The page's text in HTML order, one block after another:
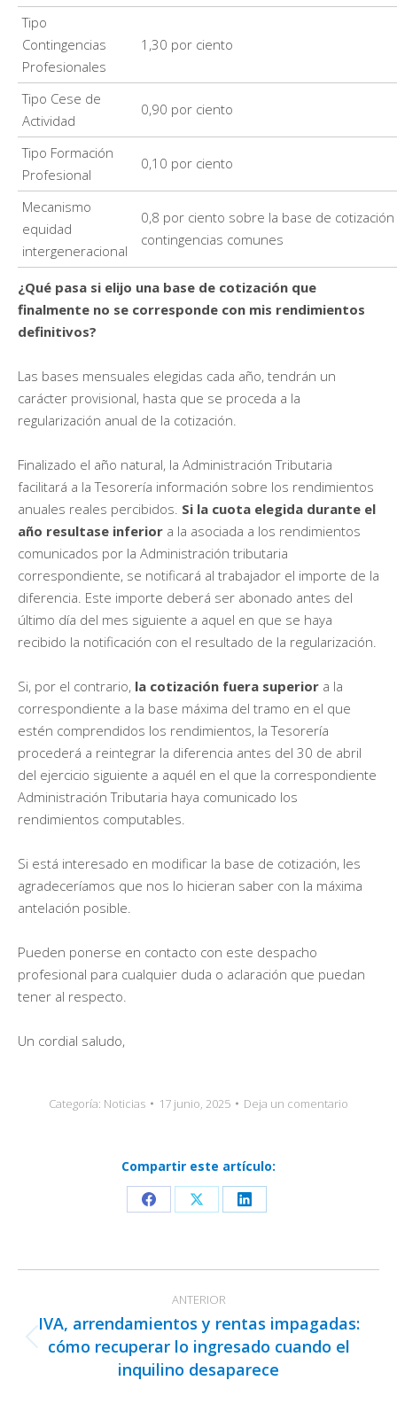
Tipo
Contingencias
Profesionales
1,30 por ciento
Tipo Cese de
Actividad
0,90 por ciento
Tipo Formación
Profesional
0,10 por ciento
Mecanismo
equidad
intergeneracional
0,8 por ciento sobre la base de
contingencias comunes
¿Qué pasa si elijo una base de cotización que
finalmente no se corresponde con mis rendimientos
definitivos?
Las bases mensuales elegidas cada año, tendrán un
carácter provisional, hasta que se proceda a la
regularización anual de la cotización.
Finalizado el año natural, la Administración Tributaria
facilitará a la Tesorería información sobre los rendimientos
anuales reales percibidos. Si la cuota elegida durante el
año resultase inferior a la asociada a los rendimientos
comunicados por la Administración tributaria
correspondiente, se notificará al trabajador el importe de la
diferencia. Este importe deberá ser abonado antes del
último día del mes siguiente a aquel en que se haya
recibido la notificación con el resultado de la regularización.
Si, por el contrario, la cotización fuera superior a la
correspondiente a la base máxima del tramo en el que
estén comprendidos los rendimientos, la Tesorería
procederá a reintegrar la diferencia antes del 30 de abril
del ejercicio siguiente a aquél en el que la correspondiente
Administración Tributaria haya comunicado los
rendimientos computables.
Si está interesado en modificar la base de cotización, les
agradeceríamos que nos lo hicieran saber con la máxima
antelación posible.
Pueden ponerse en contacto con este despacho
profesional para cualquier duda o aclaración que puedan
tener al respecto.
Un cordial saludo,
Categoría: Noticias 17 junio, 2025 Deja un comentario
Compartir este artículo:
Share
Facebook
Share
X
Share
LinkedIn
entre
publicaciones
ANTERIOR
Publicación
anterior:
IVA, arrendamientos y rentas impagadas:
cómo recuperar lo ingresado cuando el
inquilino desaparece